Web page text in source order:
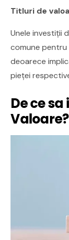
Titluri de
Unele investiții
comune
deoarece
pieței
De ce
Valoare?